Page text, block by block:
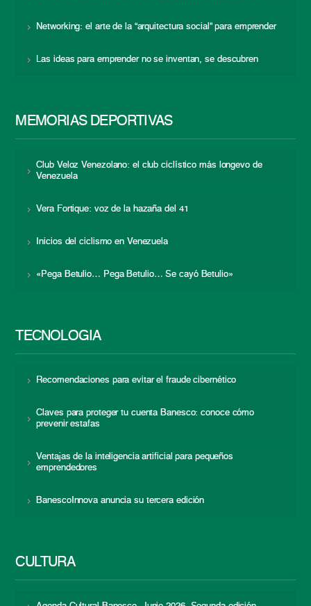
Networking: el arte de la “arquitectura social” para emprender
Las ideas para emprender no se inventan, se descubren
MEMORIAS DEPORTIVAS
Club Veloz Venezolano: el club ciclístico más longevo de
Venezuela
Vera Fortique: voz de la hazaña del 41
Inicios del ciclismo en Venezuela
«Pega Betulio… Pega Betulio… Se cayó Betulio»
TECNOLOGÍA
Recomendaciones para evitar el fraude cibernético
Claves para proteger tu cuenta Banesco: conoce cómo
prevenir estafas
Ventajas de la inteligencia artificial para pequeños
emprendedores
BanescoInnova anuncia su tercera edición
CULTURA